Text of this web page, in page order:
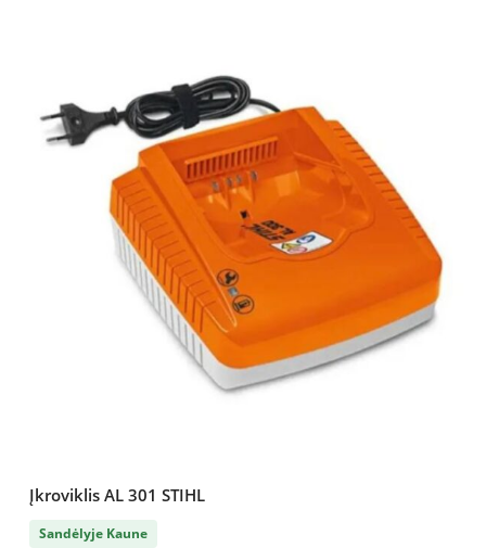
Įkroviklis AL 301 STIHL
Sandėlyje Kaune